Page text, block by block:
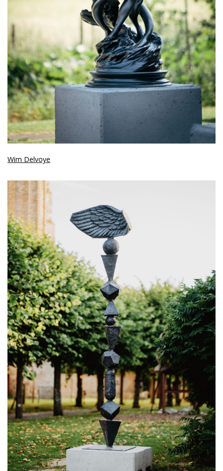
Wim Delvoye